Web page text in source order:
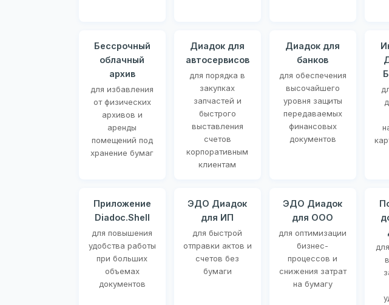
Бессрочный
облачный
архив
для избавления
от физических
архивов и
аренды
помещений под
хранение бумаг
Диадок для
автосервисов
для порядка в
закупках
запчастей и
быстрого
выставления
счетов
корпоративным
клиентам
Диадок для
банков
для обеспечения
высочайшего
уровня защиты
передаваемых
финансовых
документов
Приложение
Diadoc.Shell
для повышения
удобства работы
при больших
объемах
документов
ЭДО Диадок
для ИП
для быстрой
отправки актов и
счетов без
бумаги
ЭДО Диадок
для ООО
для оптимизации
бизнес-
процессов и
снижения затрат
на бумагу